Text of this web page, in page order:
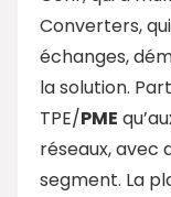
Converters,
échanges,
la solution.
TPE/PME
réseaux, avec
segment. La